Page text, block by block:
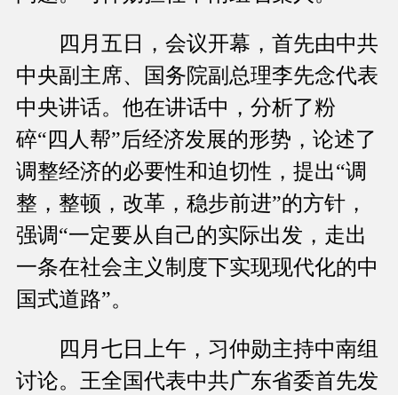
四月五日，会议开幕，首先由中共
中央副主席、国务院副总理李先念代表
中央讲话。他在讲话中，分析了粉
碎“四人帮”后经济发展的形势，论述了
调整经济的必要性和迫切性，提出“调
整，整顿，改革，稳步前进”的方针，
强调“一定要从自己的实际出发，走出
一条在社会主义制度下实现现代化的中
国式道路”。
四月七日上午，习仲勋主持中南组
讨论。王全国代表中共广东省委首先发